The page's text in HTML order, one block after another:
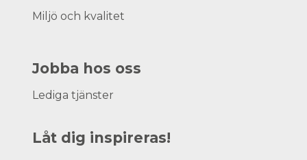
Miljö och kvalitet
Jobba hos oss
Lediga tjänster
Låt dig inspireras!